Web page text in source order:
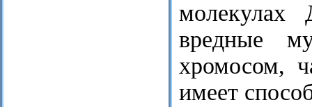
вредные
хромосом,
имеет